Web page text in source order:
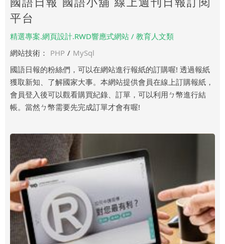
平台
精選專案.網頁設計.RWD響應式網站 / 教育人文類
網站技術： PHP / MySql
國語日報的粉絲們，可以在網站進行報紙的訂購喔! 透過報紙
獲取新知、了解國家大事。本網站提供會員在線上訂購報紙，
會員登入後可以觀看購買紀錄、訂單，可以利用ㄅ幣進行結
帳。當然ㄅ幣需要先完成訂單才會有喔!